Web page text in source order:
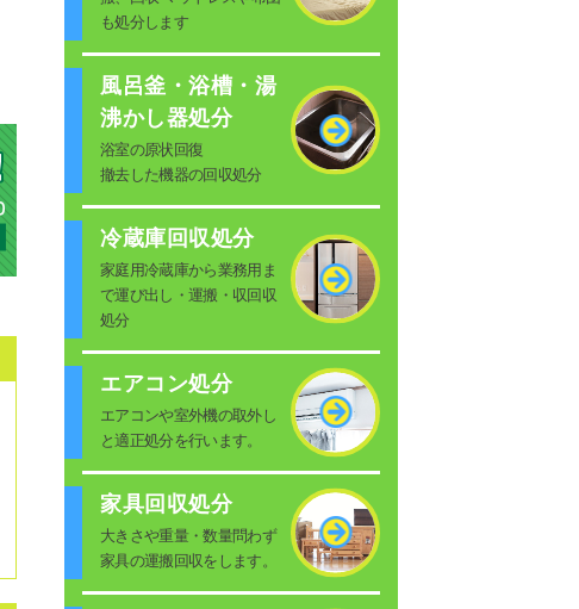
も処分します
風呂釜・浴槽・湯
沸かし器処分
浴室の原状回復
撤去した機器の回収処分
冷蔵庫回収処分
家庭用冷蔵庫から業務用ま
で運び出し・運搬・収回収
処分
エアコン処分
エアコンや室外機の取外し
と適正処分を行います。
家具回収処分
大きさや重量・数量問わず
家具の運搬回収をします。